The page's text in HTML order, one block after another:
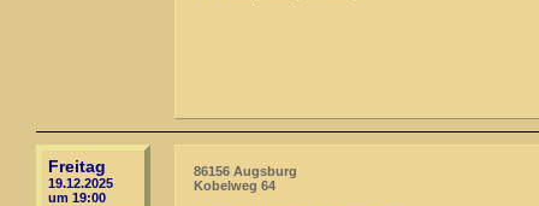
Freitag
19.12.2025
um 19:00
86156 Augsburg
Kobelweg 64